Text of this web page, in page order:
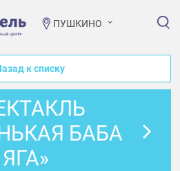
ПУШКИНО
к списку
БАБА
ЯГА»